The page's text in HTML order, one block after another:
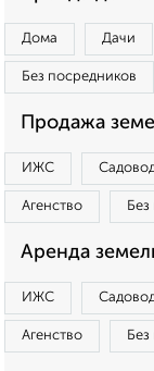
Дома Дачи
Без посредников
Продажа
ИЖС
Агенство
Аренда
ИЖС
Агенство